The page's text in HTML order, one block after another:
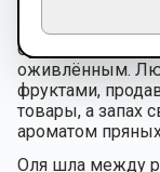
Субботнее утро
оживлённым.
фруктами,
товары, а запах
ароматом
Оля шла между